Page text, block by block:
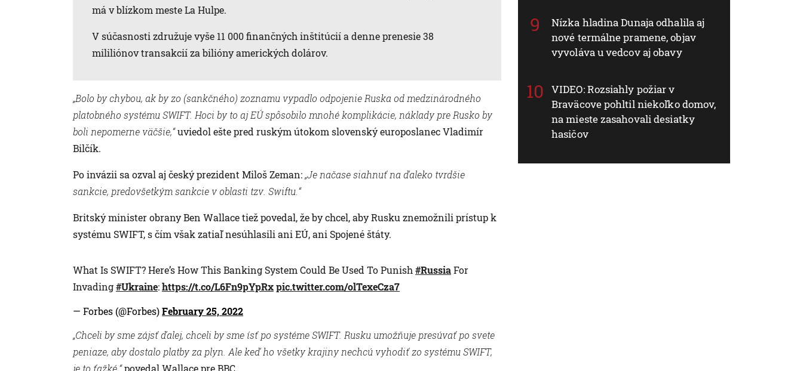
má v blízkom meste La Hulpe.
V súčasnosti združuje vyše 11 000 finančných inštitúcií a denne prenesie 38
mililiónov transakcií za bilióny amerických dolárov.
„Bolo by chybou, ak by zo (sankčného) zoznamu vypadlo odpojenie Ruska od medzinárodného
platobného systému SWIFT. Hoci by to aj EÚ spôsobilo mnohé komplikácie, náklady pre Rusko by
boli nepomerne väčšie,“uviedol ešte pred ruským útokom slovenský europoslanec Vladimír
Bilčík.
Po invázii sa ozval aj český prezident Miloš Zeman:„Je načase siahnuť na ďaleko tvrdšie
sankcie, predovšetkým sankcie v oblasti tzv. Swiftu.“
Britský minister obrany Ben Wallace tiež povedal, že by chcel, aby Rusku znemožnili prístup k
systému SWIFT, s čím však zatiaľ nesúhlasili ani EÚ, ani Spojené štáty.
What Is SWIFT? Here’s How This Banking System Could Be Used To Punish #RussiaFor
Invading#Ukraine:https://t.co/L6Fn9pYpRxpic.twitter.com/olTexeCza7
— Forbes (@Forbes)February 25, 2022
„Chceli by sme zájsť ďalej, chceli by sme ísť po systéme SWIFT. Rusku umožňuje presúvať po svete
peniaze, aby dostalo platby za plyn. Ale keď ho všetky krajiny nechcú vyhodiť zo systému SWIFT,
je to ťažké,“povedal Wallace pre BBC.
Nízka hladina Dunaja odhalila aj
nové termálne pramene, objav
vyvoláva u vedcov aj obavy
VIDEO: Rozsiahly požiar v
Braväcove pohltil niekoľko domov,
na mieste zasahovali desiatky
hasičov